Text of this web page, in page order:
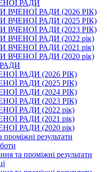
РАДИ
РАДИ (2026 РІК)
РАДИ (2025 РІК)
РАДИ (2023 РІК)
РАДИ (2022 рік)
РАДИ (2021 рік)
РАДИ (2020 рік)
РАДИ (2026 РІК)
РАДИ (2025 РІК)
РАДИ (2024 РІК)
РАДИ (2023 РІК)
РАДИ (2022 рік)
РАДИ (2021 рік)
РАДИ (2020 рік)
результати
та проміжні результати